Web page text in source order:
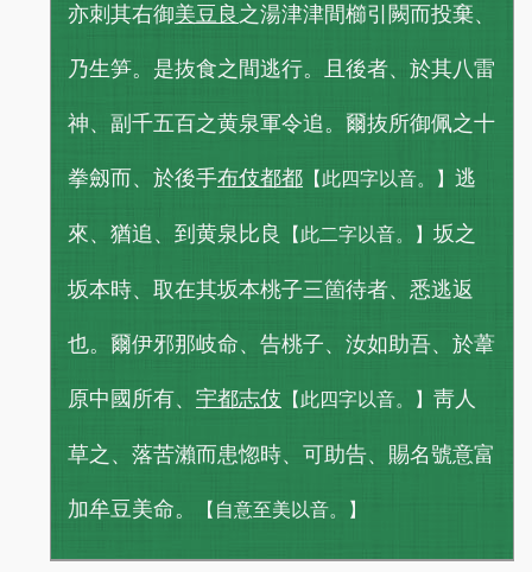
亦刺其右御美豆良 之湯津津間櫛引闕而投棄、
乃生笋。是抜食之間逃行。且後者、於其八雷
神、副千五百之黄泉軍令追。爾抜所御佩之十
拳劔而、於後手布伎都都 【此四字以音。】 逃
來、猶追、到黄泉比良 【此二字以音。】 坂之
坂本時、取在其坂本桃子三箇待者、悉逃返
也。爾伊邪那岐命、告桃子、汝如助吾、於葦
原中國所有、 宇都志伎 【此四字以音。】 靑人
草之、落苦瀨而患惚時、可助告、賜名號意富
加牟豆美命。 【自意至美以音。】